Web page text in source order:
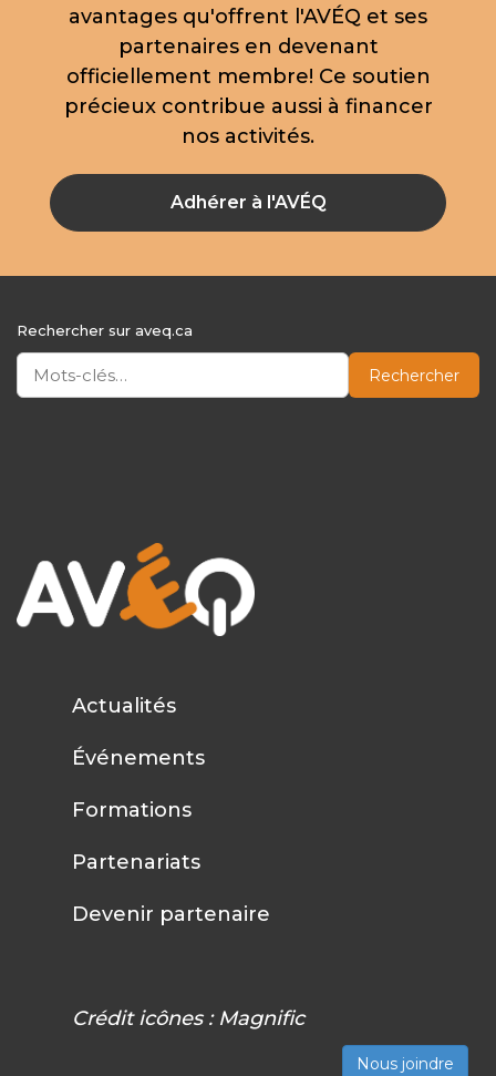
avantages qu'offrent l'AVÉQ et ses
partenaires en devenant
officiellement membre! Ce soutien
précieux contribue aussi à financer
nos activités.
Adhérer à l'AVÉQ
Rechercher sur aveq.ca
Rechercher
Actualités
Événements
Formations
Partenariats
Devenir partenaire
Crédit icônes : Magnific
Nous joindre